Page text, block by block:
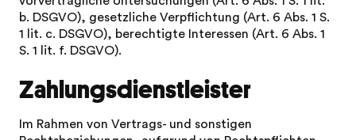
b. DSGVO), gesetzliche Verpflichtung (Art. 6 Abs. 1 S.
1 lit. c. DSGVO), berechtigte Interessen (Art. 6 Abs. 1
S. 1 lit. f. DSGVO).
Zahlungsdienstleister
Im Rahmen von Vertrags- und sonstigen